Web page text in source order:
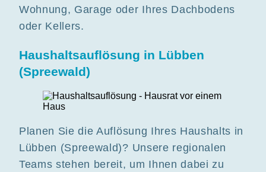
Wohnung, Garage oder Ihres Dachbodens
oder Kellers.
Haushaltsauflösung in Lübben
(Spreewald)
Planen Sie die Auflösung Ihres Haushalts in
Lübben (Spreewald)? Unsere regionalen
Teams stehen bereit, um Ihnen dabei zu